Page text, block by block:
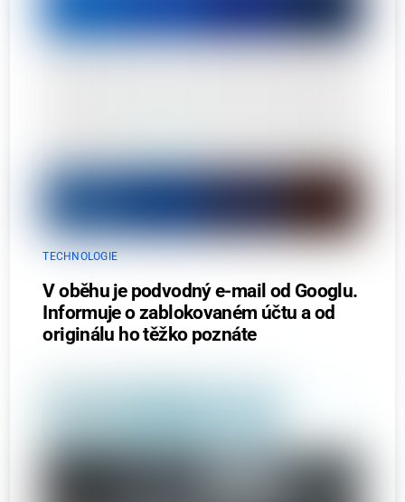
TECHNOLOGIE
V oběhu je podvodný e-mail od Googlu.
Informuje o zablokovaném účtu a od
originálu ho těžko poznáte